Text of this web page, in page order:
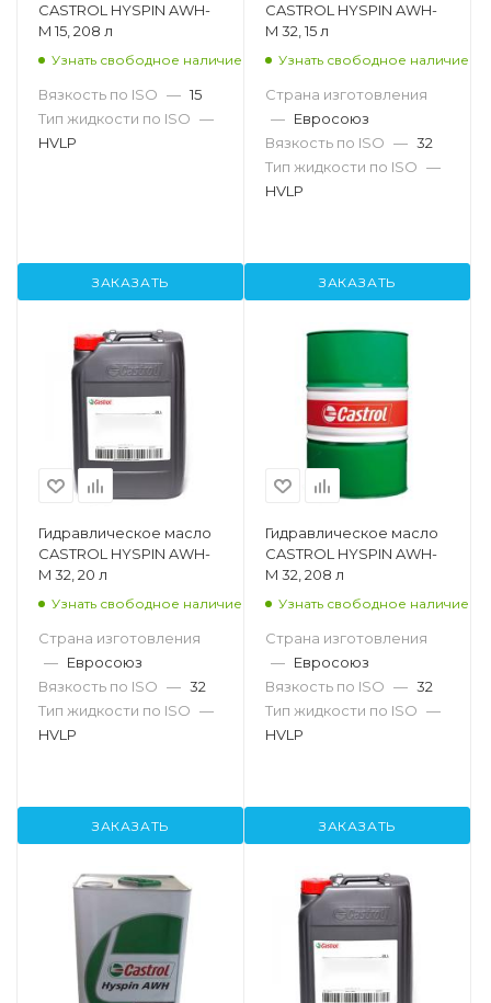
CASTROL HYSPIN AWH-
M 15, 208 л
Узнать свободное наличие
Вязкость по ISO — 15
Тип жидкости по ISO —
HVLP
ЗАКАЗАТЬ
CASTROL HYSPIN AWH-
M 32, 15 л
Узнать свободное наличие
Страна изготовления
— Евросоюз
Вязкость по ISO — 32
Тип жидкости по ISO —
HVLP
ЗАКАЗАТЬ
Гидравлическое масло
CASTROL HYSPIN AWH-
M 32, 20 л
Узнать свободное наличие
Страна изготовления
— Евросоюз
Вязкость по ISO — 32
Тип жидкости по ISO —
HVLP
ЗАКАЗАТЬ
Гидравлическое масло
CASTROL HYSPIN AWH-
M 32, 208 л
Узнать свободное наличие
Страна изготовления
— Евросоюз
Вязкость по ISO — 32
Тип жидкости по ISO —
HVLP
ЗАКАЗАТЬ